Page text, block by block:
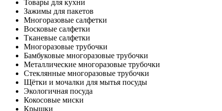
Товары для кухни
Зажимы для пакетов
Многоразовые салфетки
Восковые салфетки
Тканевые салфетки
Многоразовые трубочки
Бамбуковые многоразовые трубочки
Металлические многоразовые трубочки
Стеклянные многоразовые трубочки
Щётки и мочалки для мытья посуды
Экологичная посуда
Кокосовые миски
Крышки